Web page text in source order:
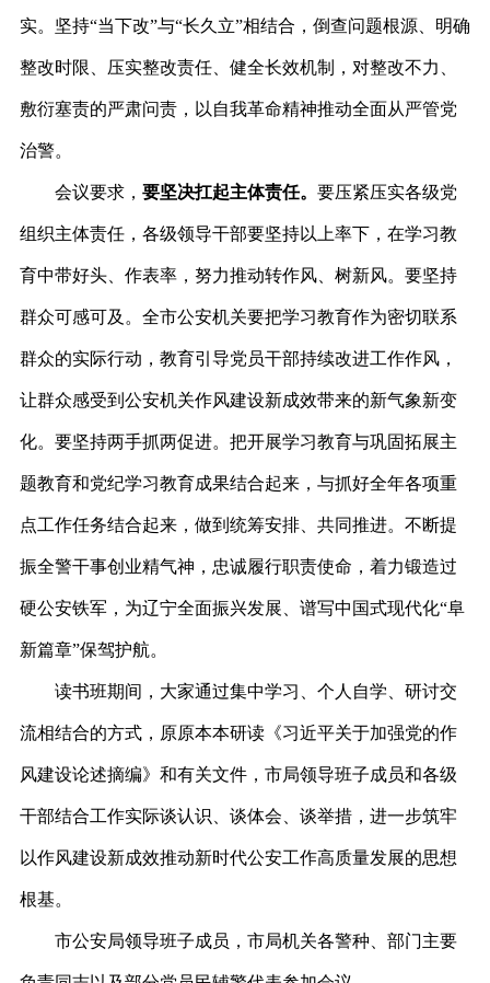
实。坚持“当下改”与“长久立”相结合，倒查问题根源、明确
整改时限、压实整改责任、健全长效机制，对整改不力、
敷衍塞责的严肃问责，以自我革命精神推动全面从严管党
治警。
会议要求， 要坚决扛起主体责任。 要压紧压实各级党
组织主体责任，各级领导干部要坚持以上率下，在学习教
育中带好头、作表率，努力推动转作风、树新风。要坚持
群众可感可及。全市公安机关要把学习教育作为密切联系
群众的实际行动，教育引导党员干部持续改进工作作风，
让群众感受到公安机关作风建设新成效带来的新气象新变
化。要坚持两手抓两促进。把开展学习教育与巩固拓展主
题教育和党纪学习教育成果结合起来，与抓好全年各项重
点工作任务结合起来，做到统筹安排、共同推进。不断提
振全警干事创业精气神，忠诚履行职责使命，着力锻造过
硬公安铁军，为辽宁全面振兴发展、谱写中国式现代化“阜
新篇章”保驾护航。
读书班期间，大家通过集中学习、个人自学、研讨交
流相结合的方式，原原本本研读《习近平关于加强党的作
风建设论述摘编》和有关文件，市局领导班子成员和各级
干部结合工作实际谈认识、谈体会、谈举措，进一步筑牢
以作风建设新成效推动新时代公安工作高质量发展的思想
根基。
市公安局领导班子成员，市局机关各警种、部门主要